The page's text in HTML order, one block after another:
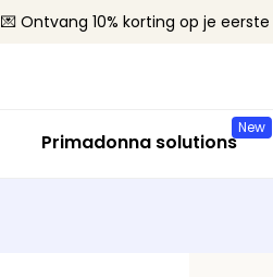
💌 Ontvang 10% korting op je
New
Primadonna solutions